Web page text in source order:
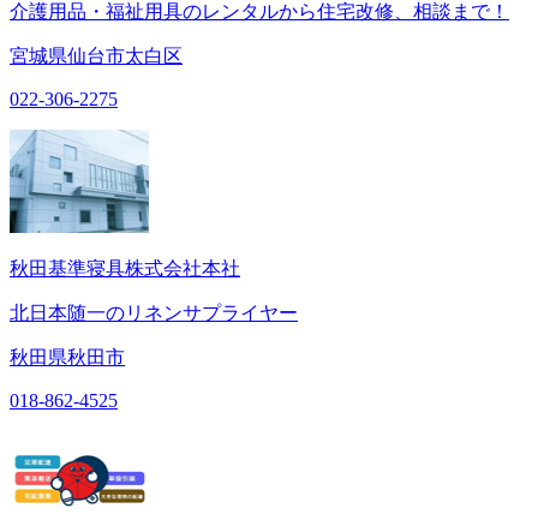
介護用品・福祉用具のレンタルから住宅改修、相談まで！
宮城県仙台市太白区
022-306-2275
秋田基準寝具株式会社本社
北日本随一のリネンサプライヤー
秋田県秋田市
018-862-4525